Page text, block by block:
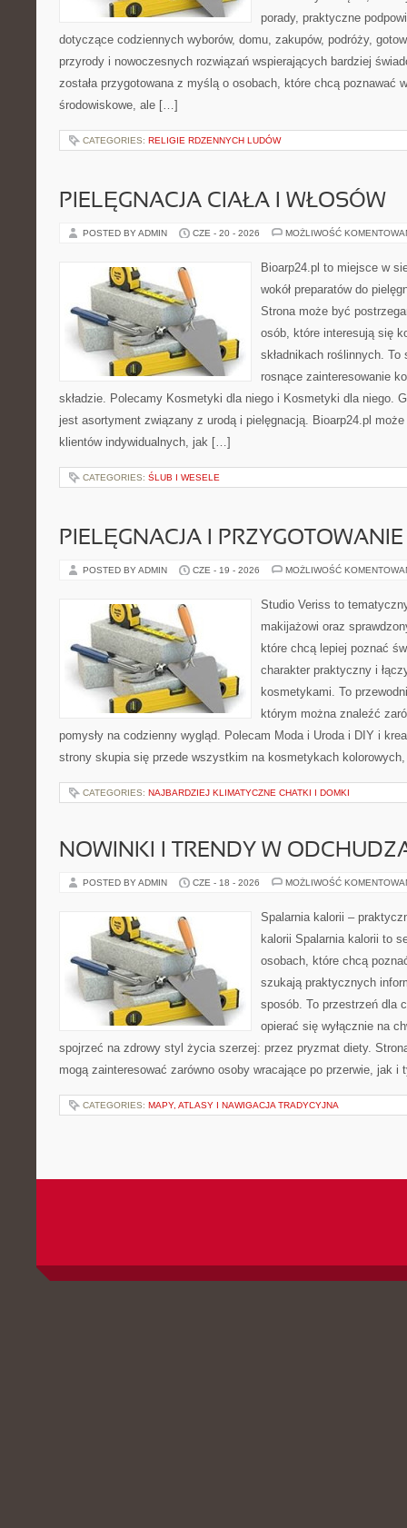
porady, praktyczne
dotyczące codziennych wyborów, domu, zakupów, podróży,
przyrody i nowoczesnych rozwiązań wspierających bardziej
została przygotowana z myślą o osobach, które chcą poznawać
środowiskowe, ale […]
CATEGORIES: RELIGIE RDZENNYCH LUDÓW
PIELĘGNACJA CIAŁA I WŁOSÓW
POSTED BY ADMIN CZE - 20 - 2026 MOŻLIWOŚĆ
Bioarp24.pl to miejsce w
wokół preparatów do
Strona może być
osób, które interesują się
składnikach roślinnych.
rosnące zainteresowanie
składzie. Polecamy Kosmetyki dla niego i Kosmetyki dla niego.
jest asortyment związany z urodą i pielęgnacją. Bioarp24.pl
klientów indywidualnych, jak […]
CATEGORIES: ŚLUB I WESELE
PIELĘGNACJA I
POSTED BY ADMIN CZE - 19 - 2026 MOŻLIWOŚĆ
Studio Veriss to
makijażowi oraz
które chcą lepiej poznać
charakter praktyczny i
kosmetykami. To
którym można znaleźć
pomysły na codzienny wygląd. Polecam Moda i Uroda i DIY i
strony skupia się przede wszystkim na kosmetykach
CATEGORIES: NAJBARDZIEJ KLIMATYCZNE CHATKI I DOMKI
NOWINKI I TRENDY W
POSTED BY ADMIN CZE - 18 - 2026 MOŻLIWOŚĆ
Spalarnia kalorii –
kalorii Spalarnia kalorii to
osobach, które chcą
szukają praktycznych
sposób. To przestrzeń dla
opierać się wyłącznie na
spojrzeć na zdrowy styl życia szerzej: przez pryzmat diety.
mogą zainteresować zarówno osoby wracające po przerwie, jak
CATEGORIES: MAPY, ATLASY I NAWIGACJA TRADYCYJNA